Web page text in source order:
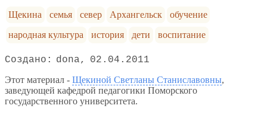
Щекина
семья север Архангельск
обучение
народная культура
история дети воспитание
dona 02.04.2011
Этот материал - Щекиной Светланы Станиславовны,
заведующей кафедрой педагогики Поморского
государственного университета.